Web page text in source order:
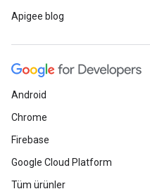
Apigee blog
Android
Chrome
Firebase
Google Cloud Platform
Tüm ürünler